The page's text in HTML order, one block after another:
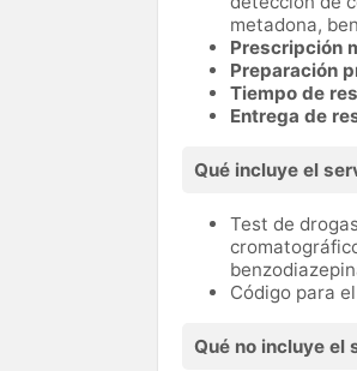
metadona,
Prescripción
Preparación
Tiempo de
Entrega de
Qué incluye el
Test de
Código para
Qué no incluye el